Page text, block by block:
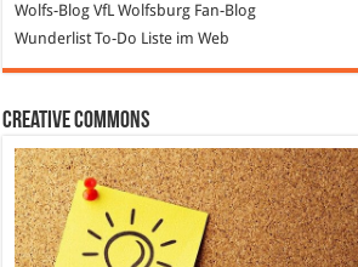
Wolfs-Blog VfL Wolfsburg Fan-Blog
WunderlistTo-Do Liste im Web
Creative Commons